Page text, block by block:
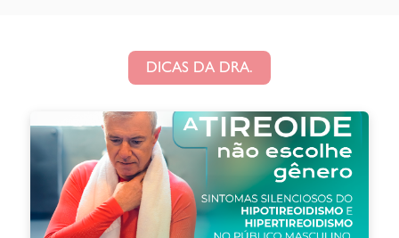
DICAS DA DRA.